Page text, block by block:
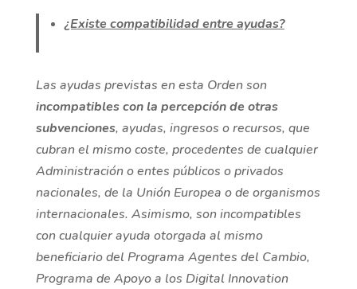
¿Existe compatibilidad entre ayudas?
Las ayudas previstas en esta Orden son
incompatibles con la percepción de otras
subvenciones, ayudas, ingresos o recursos, que
cubran el mismo coste, procedentes de cualquier
Administración o entes públicos o privados
nacionales, de la Unión Europea o de organismos
internacionales. Asimismo, son incompatibles
con cualquier ayuda otorgada al mismo
beneficiario del Programa Agentes del Cambio,
Programa de Apoyo a los Digital Innovation